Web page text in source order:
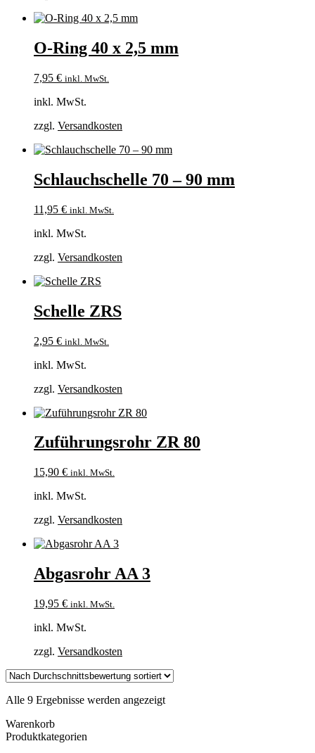
O-Ring 40 x 2,5 mm
7,95 € inkl. MwSt.
inkl. MwSt.
zzgl. Versandkosten
Schlauchschelle 70 – 90 mm
11,95 € inkl. MwSt.
inkl. MwSt.
zzgl. Versandkosten
Schelle ZRS
2,95 € inkl. MwSt.
inkl. MwSt.
zzgl. Versandkosten
Zuführungsrohr ZR 80
15,90 € inkl. MwSt.
inkl. MwSt.
zzgl. Versandkosten
Abgasrohr AA 3
19,95 € inkl. MwSt.
inkl. MwSt.
zzgl. Versandkosten
Alle 9 Ergebnisse werden angezeigtNach
Warenkorb
Produktkategorien